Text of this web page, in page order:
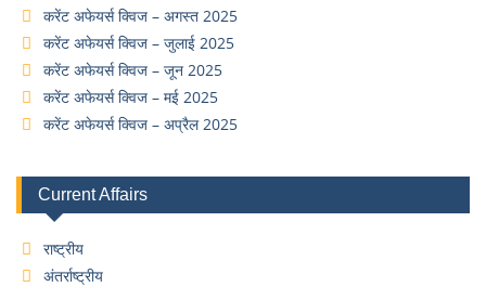
करेंट अफेयर्स क्विज – अगस्त 2025
करेंट अफेयर्स क्विज – जुलाई 2025
करेंट अफेयर्स क्विज – जून 2025
करेंट अफेयर्स क्विज – मई 2025
करेंट अफेयर्स क्विज – अप्रैल 2025
Current Affairs
राष्ट्रीय
अंतर्राष्ट्रीय